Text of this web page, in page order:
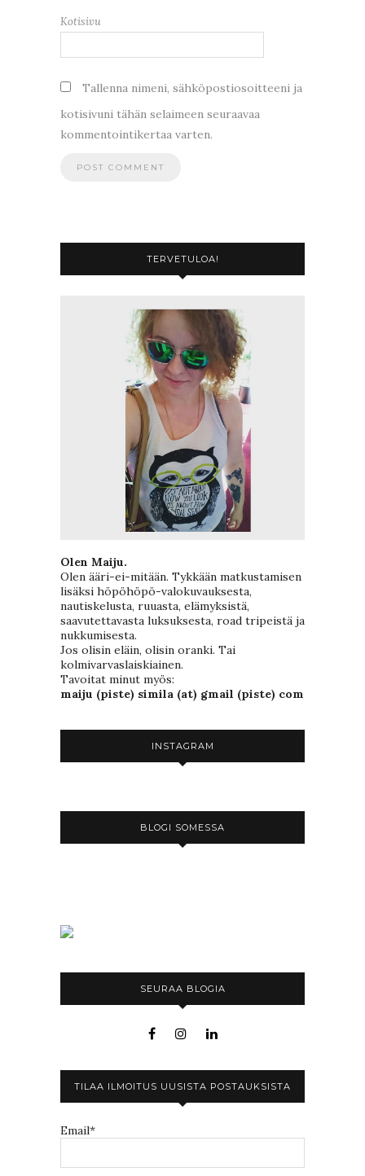
Kotisivu
Tallenna nimeni, sähköpostiosoitteeni ja
kotisivuni tähän selaimeen seuraavaa
kommentointikertaa varten.
TERVETULOA!
Olen Maiju.
Olen ääri-ei-mitään. Tykkään matkustamisen
lisäksi höpöhöpö-valokuvauksesta,
nautiskelusta, ruuasta, elämyksistä,
saavutettavasta luksuksesta, road tripeistä ja
nukkumisesta.
Jos olisin eläin, olisin oranki. Tai
kolmivarvaslaiskiainen.
Tavoitat minut myös:
maiju (piste) simila (at) gmail (piste) com
INSTAGRAM
BLOGI SOMESSA
SEURAA BLOGIA
TILAA ILMOITUS UUSISTA POSTAUKSISTA
Email*